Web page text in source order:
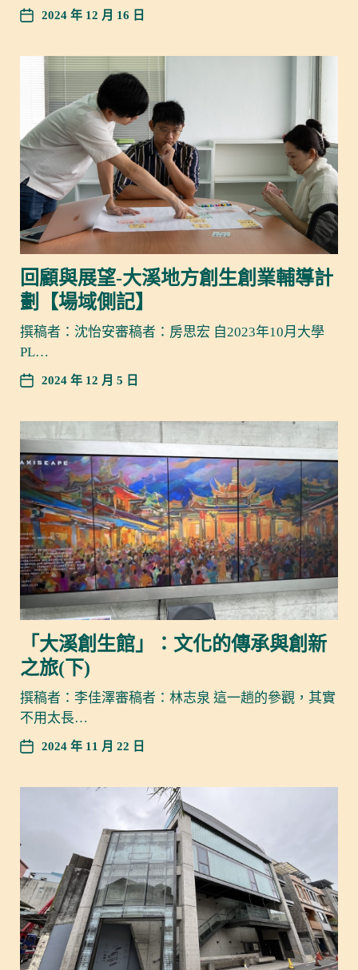
2024 年 12 月 16 日
回顧與展望-大溪地方創生創業輔導計
劃【場域側記】
撰稿者：沈怡安審稿者：房思宏 自2023年10月大學
PL…
2024 年 12 月 5 日
「大溪創生館」：文化的傳承與創新
之旅(下)
撰稿者：李佳澤審稿者：林志泉 這一趟的參觀，其實
不用太長…
2024 年 11 月 22 日